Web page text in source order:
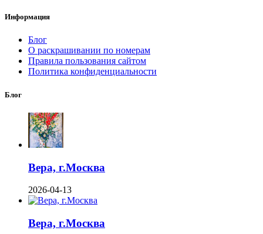
Информация
Блог
О раскрашивании по номерам
Правила пользования сайтом
Политика конфиденциальности
Блог
Вера, г.Москва
2026-04-13
Вера, г.Москва